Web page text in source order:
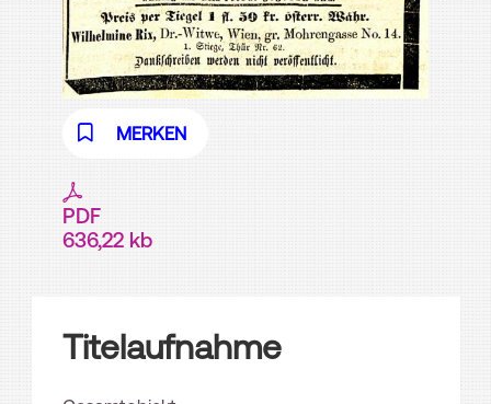
MERKEN
PDF
636,22 kb
Titelaufnahme